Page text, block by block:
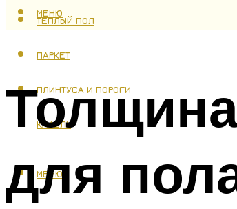
ТЕПЛЫЙ ПОЛ
ПАРКЕТ
ПЛИНТУСА И ПОРОГИ
КАФЕЛЬ
МЕНЮ
МЕНЮ
для